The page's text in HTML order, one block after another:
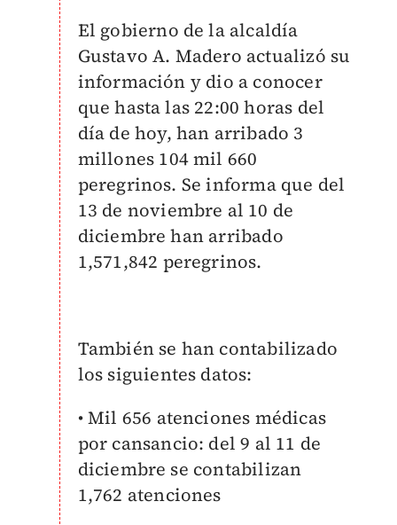
El gobierno de la alcaldía
Gustavo A. Madero actualizó su
información y dio a conocer
que hasta las 22:00 horas del
día de hoy, han arribado 3
millones 104 mil 660
peregrinos. Se informa que del
13 de noviembre al 10 de
diciembre han arribado
1,571,842 peregrinos.
También se han contabilizado
los siguientes datos:
• Mil 656 atenciones médicas
por cansancio: del 9 al 11 de
diciembre se contabilizan
1,762 atenciones